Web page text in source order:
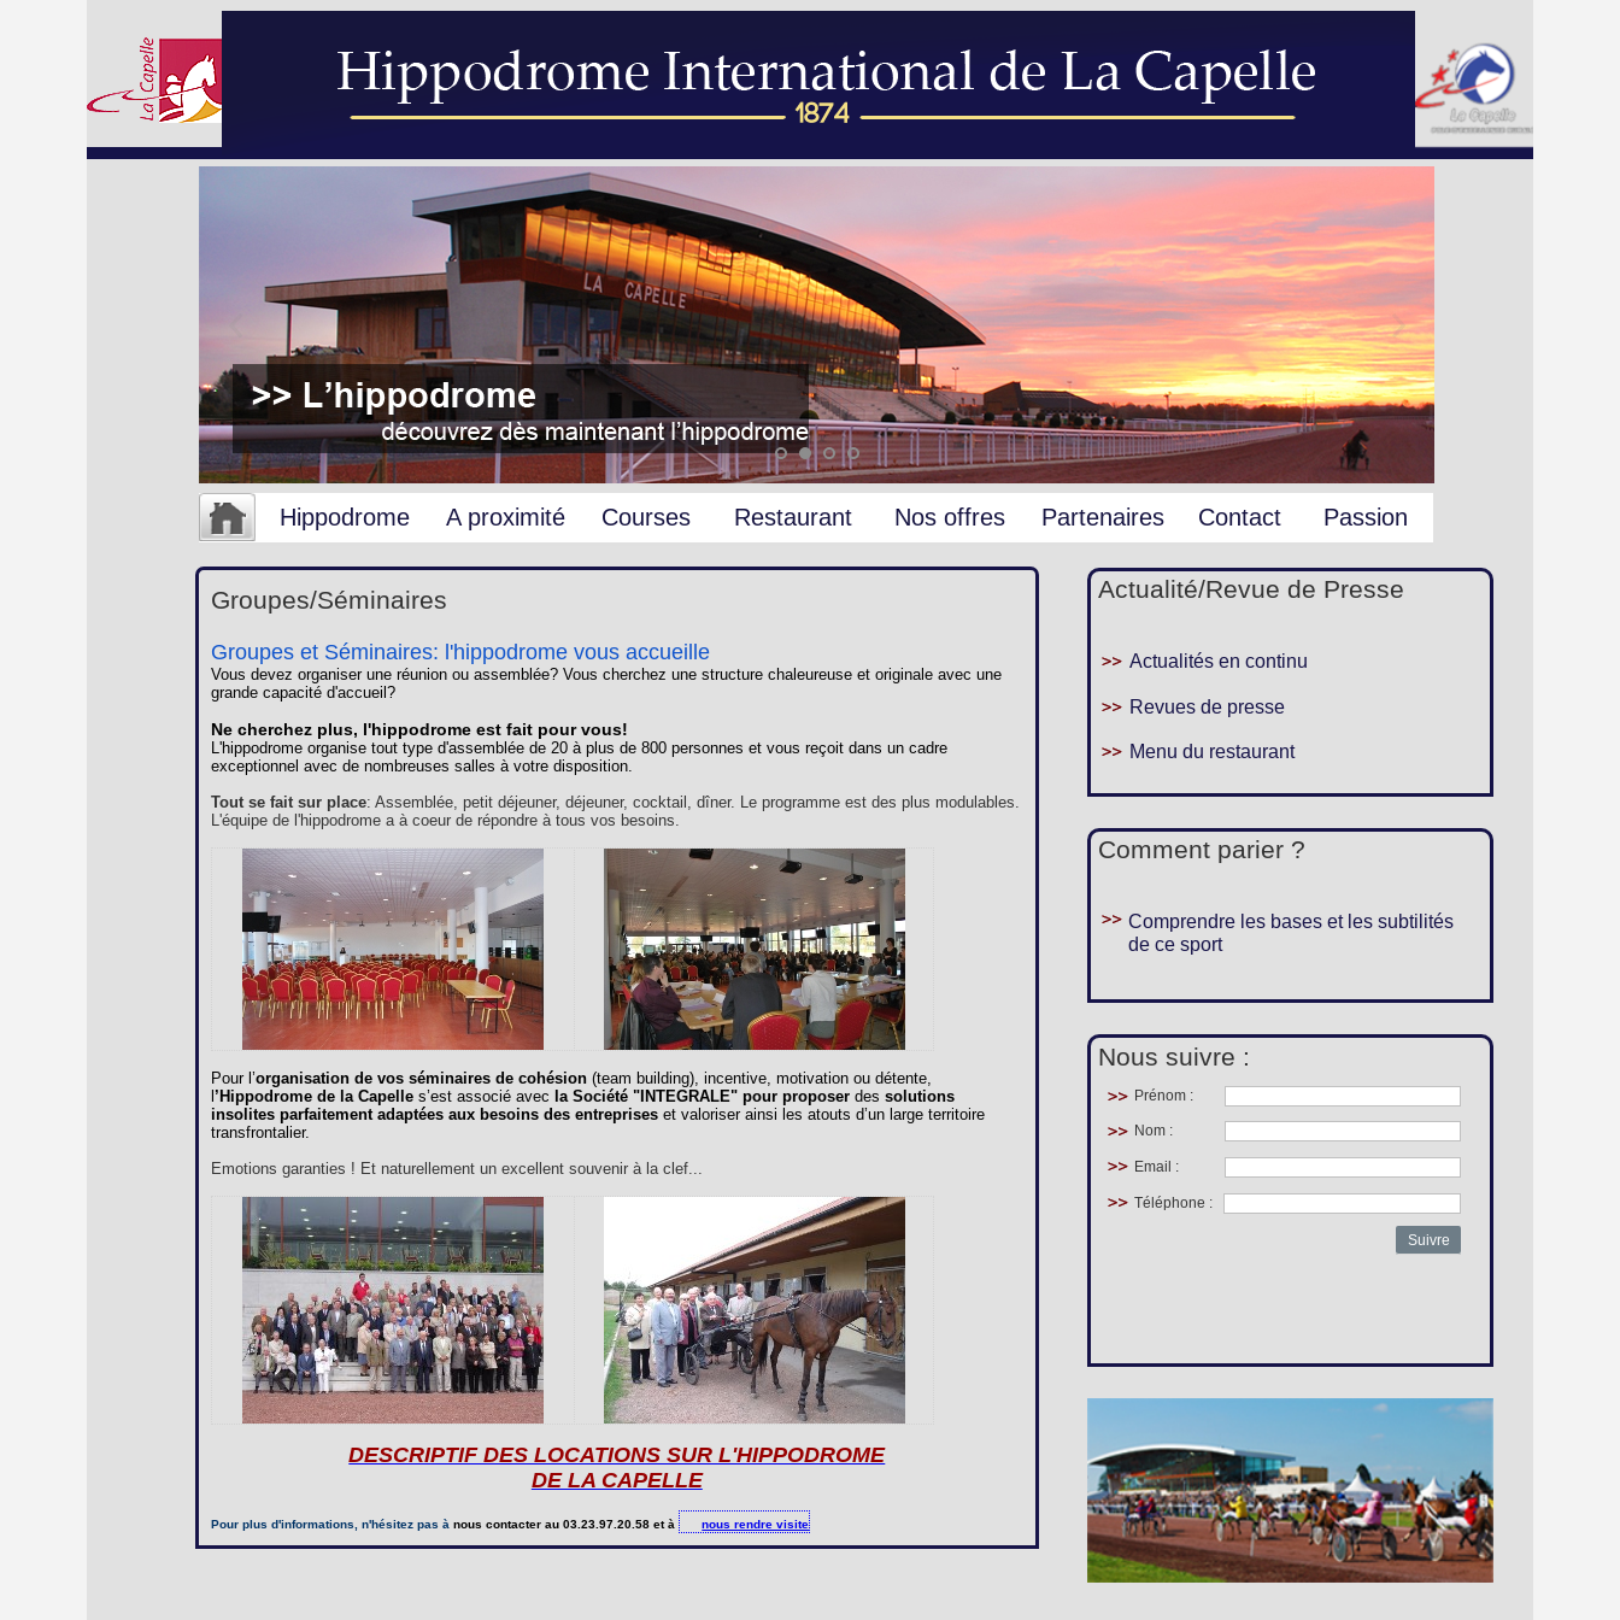
Hippodrome A proximité Courses Restaurant Nos offres
Loges
VIP
Partenaires Contact Passion
Groupes/Séminaires
Groupes et Séminaires: l'hippodrome vous accueille
Vous devez organiser une réunion ou assemblée? Vous cherchez une structure chaleureuse et originale avec une
grande capacité d'accueil?
Ne cherchez plus, l'hippodrome est fait pour vous!
L'hippodrome organise tout type d'assemblée de 20 à plus de 800 personnes et vous reçoit dans un cadre
exceptionnel avec de nombreuses salles à votre disposition.
Tout se fait sur place: Assemblée, petit déjeuner, déjeuner, cocktail, dîner. Le programme est des plus modulables.
L'équipe de l'hippodrome a à coeur de répondre à tous vos besoins.
Pour l’organisation de vos séminaires de cohésion (team building), incentive, motivation ou détente,
’Hippodrome de la Capelle s’est associé avec la Société " INTEGRALE" pour proposer dessolutions
insolites parfaitement adaptées aux besoins des entreprises et valoriser ainsi les atouts d’un large territoire
transfrontalier.
Emotions garanties ! Et naturellement un excellent souvenir à la clef...
DESCRIPTIF DES LOCATIONS SUR L'HIPPODROME
DE LA CAPELLE
Pour plus d'informations, n'hésitez pas ànous contacter au 03.23.97.20.58 et à nous rendre visite
Actualité/Revue de Presse
Actualités en continu
Revues de presse
Menu du restaurant
Comment parier ?
Comprendre les bases et les subtilités
de ce sport
Nous suivre :
Prénom :
Nom :
Email :
Téléphone :
Suivre